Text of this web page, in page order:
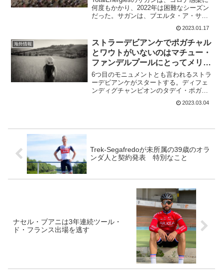
何度もかかり、2022年は困難なシーズン
だった。サガンは、ブエルタ・ア・サン
ファンから2023年シーズンをスタートす
るが、春の目標となるレースは何だろう
か?世界選手権3連覇、ツールではポイ
ン...
2023.01.17
海外情報
ストラーデビアンケでポガチャル
とワウトがいないのはマチュー・
ファンデルプールにとってメリッ
トにならないと
6つ目のモニュメントとも言われるストラ
ーデビアンケがスタートする。ディフェ
ンディグチャンピオンのタデイ・ポガチ
ャルは不在。そして、ワウト・ファンア
ールトもコンデション不良でいない。優
2023.03.04
Trek-Segafredoが未所属の39歳のオラ
ンダ人と契約発表 特別なこと
ナセル・ブアニは3年連続ツール・
ド・フランス出場を逃す